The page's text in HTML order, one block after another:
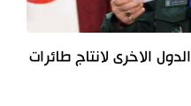
الاخرى لانتاج طائرات